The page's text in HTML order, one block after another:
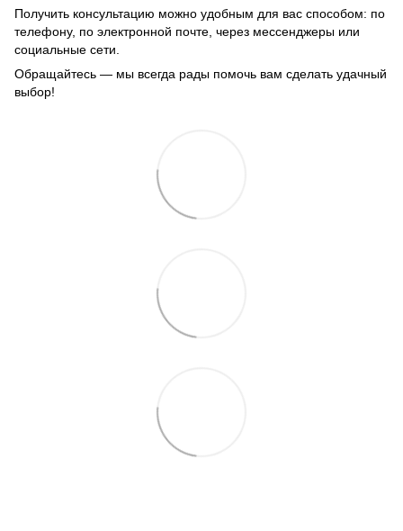
Получить консультацию можно удобным для вас способом: по
телефону, по электронной почте, через мессенджеры или
социальные сети.
Обращайтесь — мы всегда рады помочь вам сделать удачный
выбор!